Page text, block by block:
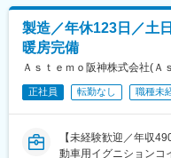
製造／年休123日／土
暖房完備
Ａｓｔｅｍｏ阪神株式会社(Ａ
正社員 転勤なし 職種未
【未経験歓迎／年収
動車用イグニションコ